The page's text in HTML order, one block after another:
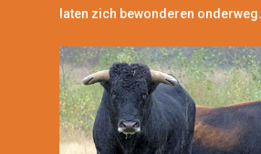
laten zich bewonderen onderweg.